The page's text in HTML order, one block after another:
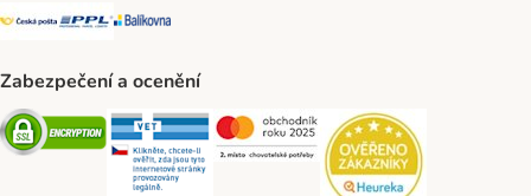
Česká pošta Shipping Method
PPL Shipping Method
Balíkovna Shipping Method
Zabezpečení a ocenění
Security Security Security